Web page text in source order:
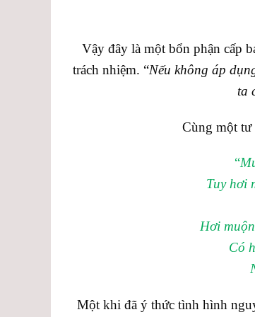
Vậy đây là một bổn phận cấp
trách nhiệm. “Nếu không áp
ta
Cùng một tư
“
Tuy hơi
Hơi
Có
Một khi đã ý thức tình hình